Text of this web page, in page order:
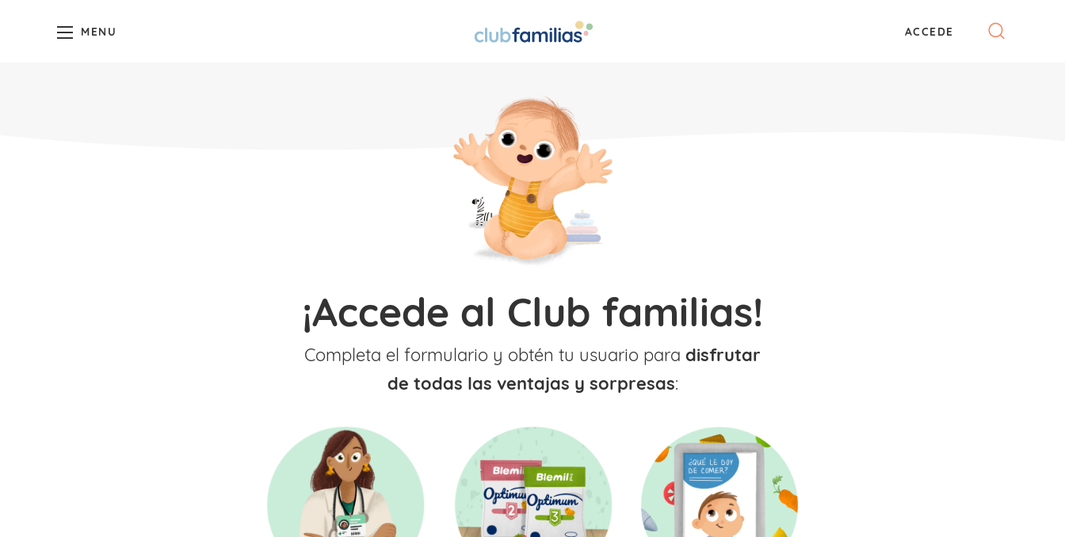
MENU ACCEDE
¡Accede al Club familias!
Completa el formulario y obtén tu usuario para disfrutar
de todas las ventajas y sorpresas: